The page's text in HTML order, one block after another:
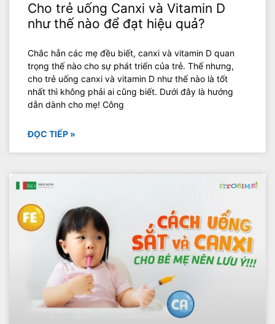
Cho trẻ uống Canxi và Vitamin D
như thế nào để đạt hiệu quả?
Chắc hẳn các mẹ đều biết, canxi và vitamin D quan
trọng thế nào cho sự phát triển của trẻ. Thế nhưng,
cho trẻ uống canxi và vitamin D như thế nào là tốt
nhất thì không phải ai cũng biết. Dưới đây là hướng
dẫn dành cho mẹ! Công
ĐỌC TIẾP »